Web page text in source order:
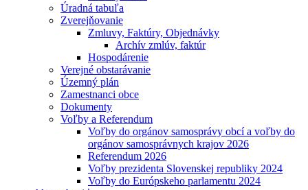
Úradná tabuľa
Zverejňovanie
Zmluvy, Faktúry, Objednávky
Archív zmlúv, faktúr
Hospodárenie
Verejné obstarávanie
Územný plán
Zamestnanci obce
Dokumenty
Voľby a Referendum
Voľby do orgánov samosprávy obcí a voľby do
orgánov samosprávnych krajov 2026
Referendum 2026
Voľby prezidenta Slovenskej republiky 2024
Voľby do Európskeho parlamentu 2024